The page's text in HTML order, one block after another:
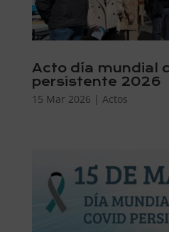
Acto día mundial
persistente 2026
15 Mar 2026 | Actos